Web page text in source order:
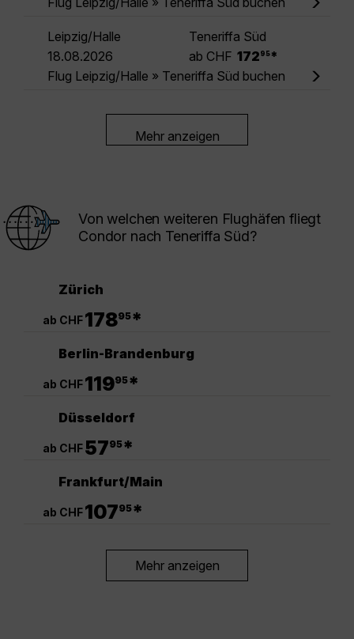
Leipzig/Halle
Teneriffa Süd
18.08.2026
ab CHF 172 95 *
Flug Leipzig/Halle » Teneriffa Süd buchen
Mehr anzeigen
Von welchen weiteren Flughäfen fliegt
Condor nach Teneriffa Süd?
Zürich
ab CHF17895*
Berlin-Brandenburg
ab CHF11995*
Düsseldorf
ab CHF5795*
Frankfurt/Main
ab CHF10795*
Mehr anzeigen